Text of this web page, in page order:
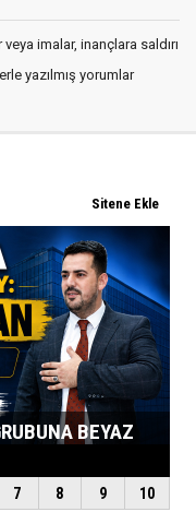
imalar, inançlara saldırı
yazılmış yorumlar